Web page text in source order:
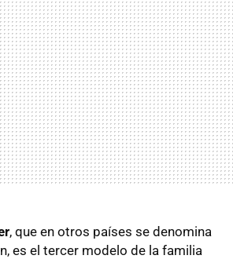
, que en otros países se denomina
es el tercer modelo de la familia